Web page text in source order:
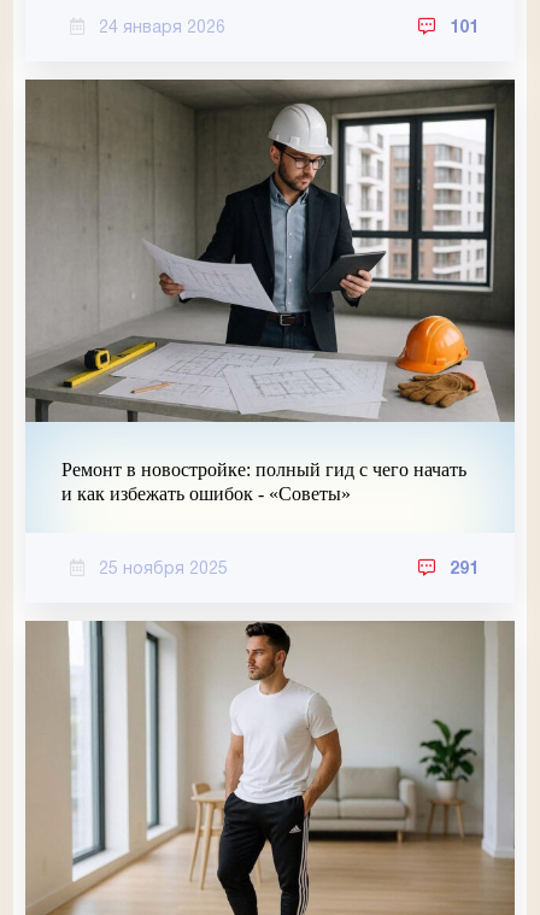
24 января 2026 101
Ремонт в новостройке: полный гид с чего начать
и как избежать ошибок - «Советы»
25 ноября 2025 291